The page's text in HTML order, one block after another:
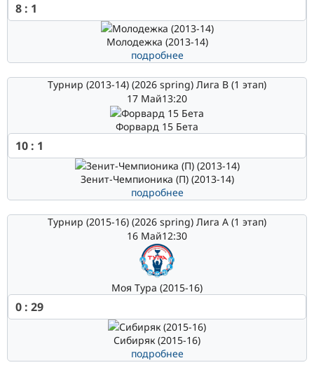
8 : 1
Молодежка (2013-14)
подробнее
Турнир (2013-14) (2026 spring) Лига В (1 этап)
17 Май13:20
Форвард 15 Бета
10 : 1
Зенит-Чемпионика (П) (2013-14)
подробнее
Турнир (2015-16) (2026 spring) Лига А (1 этап)
16 Май12:30
Моя Тура (2015-16)
0 : 29
Сибиряк (2015-16)
подробнее